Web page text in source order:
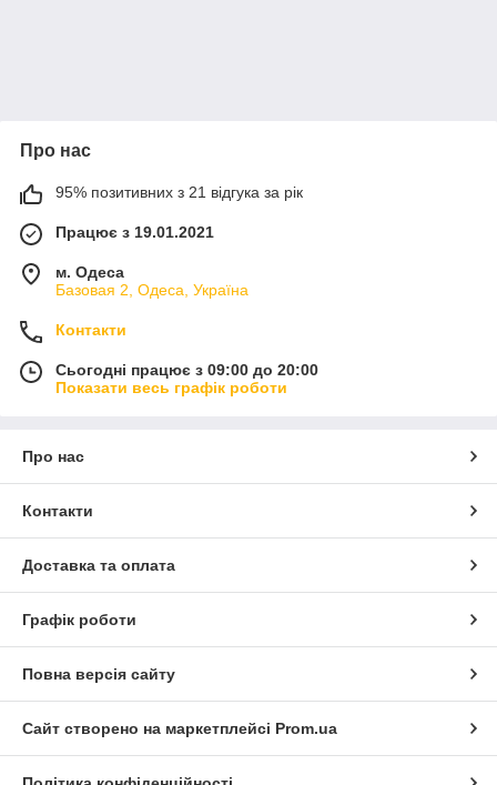
Про нас
95% позитивних з 21 відгука за рік
Працює з 19.01.2021
м. Одеса
Базовая 2, Одеса, Україна
Контакти
Сьогодні працює з 09:00 до 20:00
Показати весь графік роботи
Про нас
Контакти
Доставка та оплата
Графік роботи
Повна версія сайту
Сайт створено на маркетплейсі Prom.ua